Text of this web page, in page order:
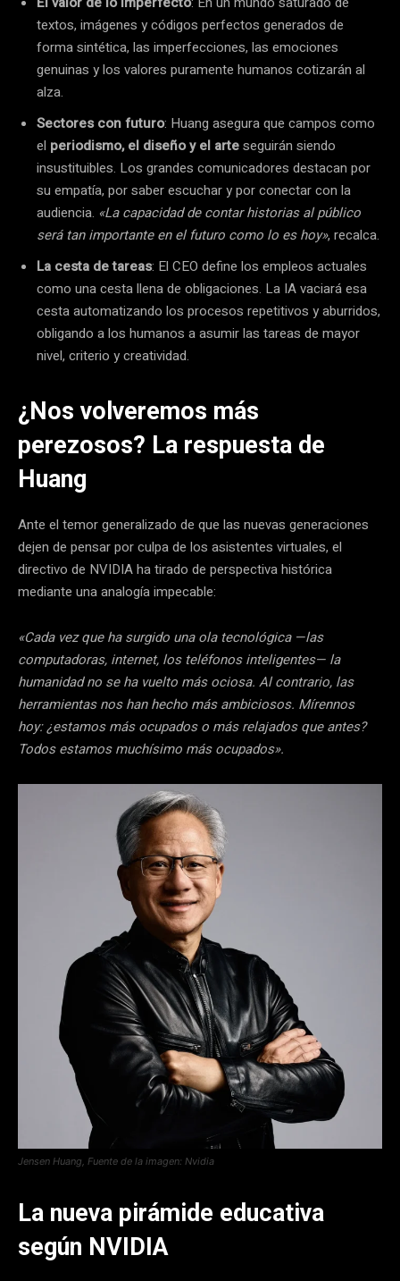
textos, imágenes y códigos perfectos generados de
forma sintética, las imperfecciones, las emociones
genuinas y los valores puramente humanos cotizarán al
alza.
Sectores con futuro: Huang asegura que campos como
el periodismo, el diseño y el arteseguirán siendo
insustituibles. Los grandes comunicadores destacan por
su empatía, por saber escuchar y por conectar con la
audiencia. «La capacidad de contar historias al público
será tan importante en el futuro como lo es hoy», recalca.
La cesta de tareas: El CEO define los empleos actuales
como una cesta llena de obligaciones. La IA vaciará esa
cesta automatizando los procesos repetitivos y aburridos,
obligando a los humanos a asumir las tareas de mayor
nivel, criterio y creatividad.
¿Nos volveremos más
perezosos? La respuesta de
Huang
Ante el temor generalizado de que las nuevas generaciones
dejen de pensar por culpa de los asistentes virtuales, el
directivo de NVIDIA ha tirado de perspectiva histórica
mediante una analogía impecable:
«Cada vez que ha surgido una ola tecnológica —las
computadoras, internet, los teléfonos inteligentes— la
humanidad no se ha vuelto más ociosa. Al contrario, las
herramientas nos han hecho más ambiciosos. Mírennos
hoy: ¿estamos más ocupados o más relajados que antes?
Todos estamos muchísimo más ocupados».
Jensen Huang, Fuente de la imagen: Nvidia
La nueva pirámide educativa
según NVIDIA